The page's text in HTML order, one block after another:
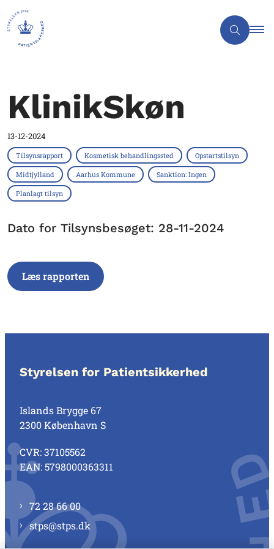
KlinikSkøn
13-12-2024
Tilsynsrapport Kosmetisk behandlingssted Opstartstilsyn
Midtjylland Aarhus Kommune Sanktion: Ingen
Planlagt tilsyn
Dato for Tilsynsbesøget: 28-11-2024
Læs rapporten
Styrelsen for Patientsikkerhed
Islands Brygge 67
2300 København S
CVR: 37105562
EAN: 5798000363311
72 28 66 00
stps@stps.dk